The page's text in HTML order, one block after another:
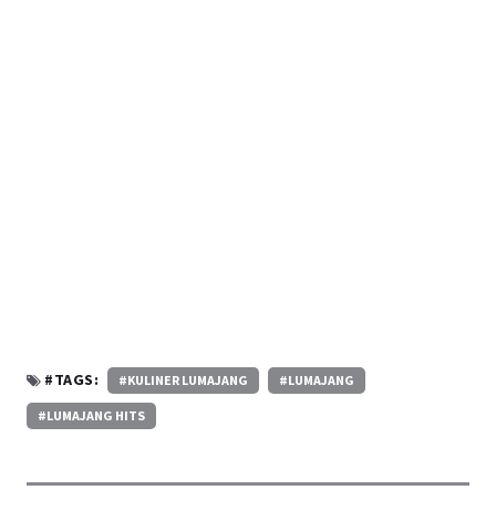
#TAGS: #KULINER LUMAJANG #LUMAJANG
#LUMAJANG HITS